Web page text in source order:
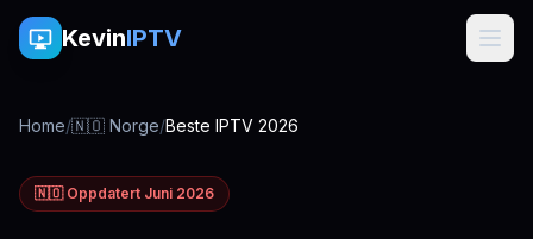
KevinIPTV
Home/🇳🇴 Norge/Beste IPTV 2026
🇳🇴 Oppdatert Juni 2026